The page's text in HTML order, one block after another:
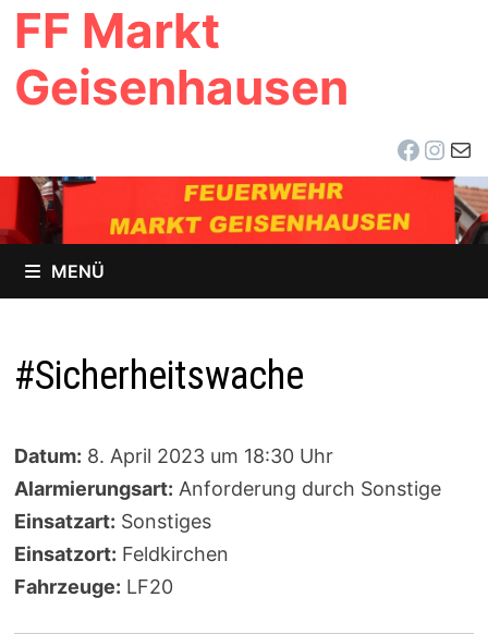
Zum
Inhalt
springen
FF Markt
Geisenhausen
E-
MENÜ
#Sicherheitswache
Datum: 8. April 2023 um 18:30 Uhr
Alarmierungsart: Anforderung durch Sonstige
Einsatzart: Sonstiges
Einsatzort: Feldkirchen
Fahrzeuge: LF20